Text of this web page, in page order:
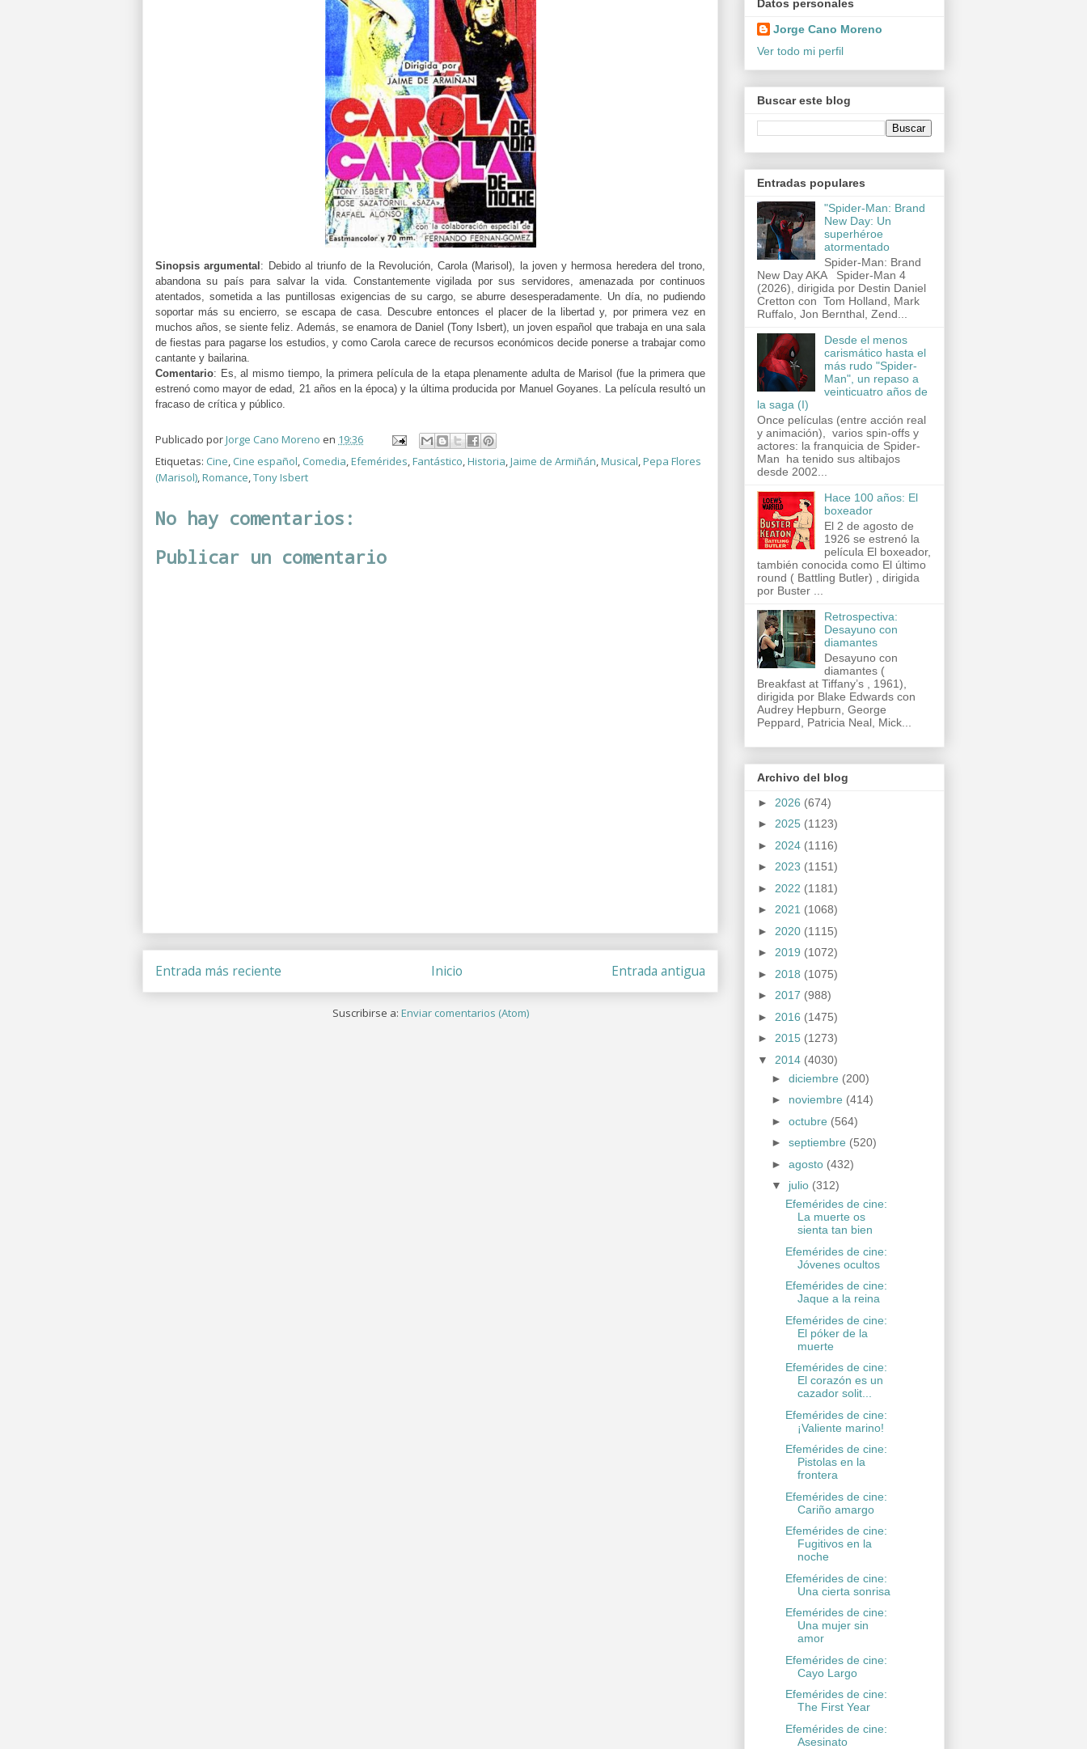
Sinopsis argumental : Debido al triunfo de la Revolución, Carola (Marisol), la joven y hermosa heredera del trono,
abandona su país para salvar la vida. Constantemente vigilada por sus servidores, amenazada por continuos
atentados, sometida a las puntillosas exigencias de su cargo, se aburre desesperadamente. Un día, no pudiendo
soportar más su encierro, se escapa de casa. Descubre entonces el placer de la libertad y, por primera vez en
muchos años, se siente feliz. Además, se enamora de Daniel (Tony Isbert), un joven español que trabaja en una sala
de fiestas para pagarse los estudios, y como Carola carece de recursos económicos decide ponerse a trabajar como
cantante y bailarina.
Comentario: Es, al mismo tiempo, la primera película de la etapa plenamente adulta de Marisol (fue la primera que
estrenó como mayor de edad, 21 años en la época) y la última producida por Manuel Goyanes. La película resultó un
fracaso de crítica y público.
Publicado porJorge Cano Moreno en 19:36
Etiquetas: Cine, Cine español, Comedia,Efemérides,Fantástico,Historia,Jaime de Armiñán,Musical,Pepa Flores
(Marisol),Romance,Tony Isbert
No hay comentarios:
Publicar un comentario
Entrada más reciente Entrada antigua
Inicio
Suscribirse a: Enviar comentarios (Atom)
Datos personales
Jorge Cano Moreno
Ver todo mi perfil
Buscar este blog
Entradas populares
"Spider-Man: Brand
New Day: Un
superhéroe
atormentado
Spider-Man: Brand
New Day AKA Spider-Man 4
(2026), dirigida por Destin Daniel
Cretton con Tom Holland, Mark
Ruffalo, Jon Bernthal, Zend...
Desde el menos
carismático hasta el
más rudo "Spider-
Man", un repaso a
veinticuatro años de
la saga (I)
Once películas (entre acción real
y animación), varios spin-offs y
actores: la franquicia de Spider-
Man ha tenido sus altibajos
desde 2002...
Hace 100 años: El
boxeador
El 2 de agosto de
1926 se estrenó la
película El boxeador,
también conocida como El último
round ( Battling Butler) , dirigida
por Buster ...
Retrospectiva:
Desayuno con
diamantes
Desayuno con
diamantes (
Breakfast at Tiffany’s , 1961),
dirigida por Blake Edwards con
Audrey Hepburn, George
Peppard, Patricia Neal, Mick...
Archivo del blog
► 2026 (674)
► 2025 (1123)
► 2024 (1116)
► 2023 (1151)
► 2022 (1181)
► 2021 (1068)
► 2020 (1115)
► 2019 (1072)
► 2018 (1075)
► 2017 (988)
► 2016 (1475)
► 2015 (1273)
▼ 2014 (4030)
► diciembre (200)
► noviembre (414)
► octubre (564)
► septiembre (520)
► agosto (432)
▼ julio (312)
Efemérides de cine:
La muerte os
sienta tan bien
Efemérides de cine:
Jóvenes ocultos
Efemérides de cine:
Jaque a la reina
Efemérides de cine:
El póker de la
muerte
Efemérides de cine:
El corazón es un
cazador solit...
Efemérides de cine:
¡Valiente marino!
Efemérides de cine:
Pistolas en la
frontera
Efemérides de cine:
Cariño amargo
Efemérides de cine:
Fugitivos en la
noche
Efemérides de cine:
Una cierta sonrisa
Efemérides de cine:
Una mujer sin
amor
Efemérides de cine:
Cayo Largo
Efemérides de cine:
The First Year
Efemérides de cine:
Asesinato